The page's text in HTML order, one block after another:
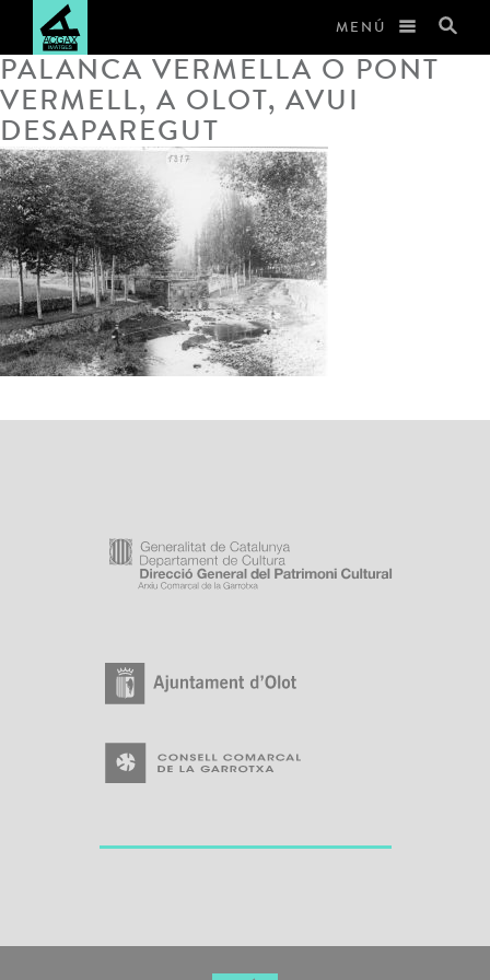
MENÚ
PALANCA VERMELLA O PONT
VERMELL, A OLOT, AVUI
DESAPAREGUT